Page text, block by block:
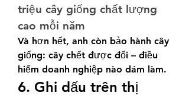
triệu cây giống chất lượng
cao mỗi năm
Và hơn hết, anh còn bảo hành cây
giống: cây chết được đổi – điều
hiếm doanh nghiệp nào dám làm.
6. Ghi dấu trên thị